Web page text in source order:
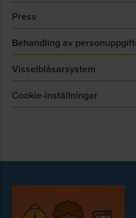
Press
Behandling av
Visselblåsarsystem
Cookie-inställningar